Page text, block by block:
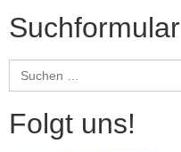
Suchformular
Search
for:
Folgt uns!